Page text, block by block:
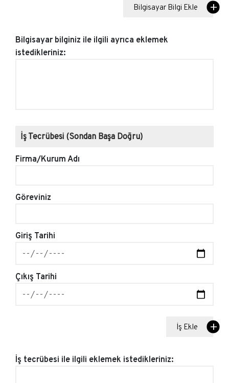
Bilgisayar Bilgi Ekle
Bilgisayar bilginiz ile ilgili ayrıca eklemek
istedikleriniz:
İş Tecrübesi (Sondan Başa Doğru)
Firma/Kurum Adı
Göreviniz
Giriş Tarihi
Çıkış Tarihi
İş Ekle
İş tecrübesi ile ilgili eklemek istedikleriniz: